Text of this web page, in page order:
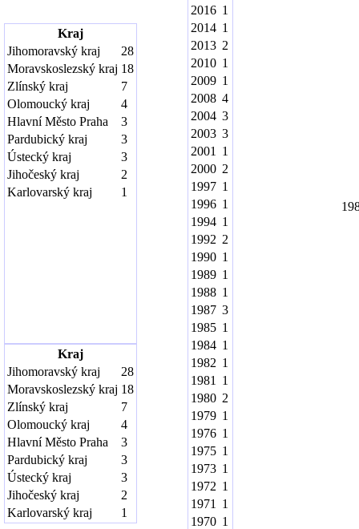
Kraj
Jihomoravský kraj
28
Moravskoslezský kraj 18
Zlínský kraj
7
Olomoucký kraj
4
Hlavní Město Praha
3
Pardubický kraj
3
Ústecký kraj
3
Jihočeský kraj
2
Karlovarský kraj
1
Kraj
Jihomoravský kraj
28
Moravskoslezský kraj 18
Zlínský kraj
7
Olomoucký kraj
4
Hlavní Město Praha
3
Pardubický kraj
3
Ústecký kraj
3
Jihočeský kraj
2
Karlovarský kraj
1
2016 1
2014 1
2013 2
2010 1
2009 1
2008 4
2004 3
2003 3
2001
1
2000 2
1997 1
1996 1
1994 1
1992 2
1990 1
1989 1
1988 1
1987 3
1985 1
1984 1
1982 1
1981
1
1980 2
1979 1
1976 1
1975 1
1973 1
1972 1
1971
1
1970 1